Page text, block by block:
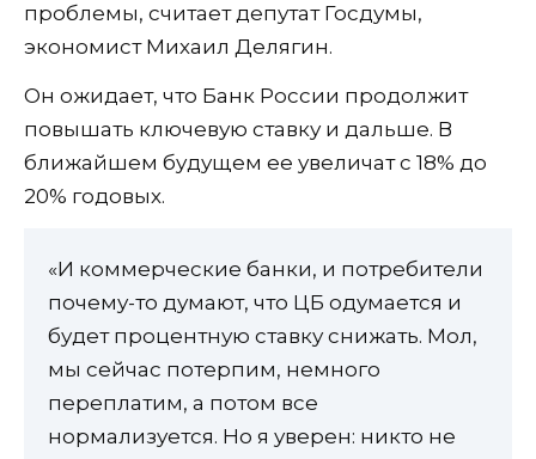
проблемы, считает депутат Госдумы,
экономист Михаил Делягин.
Он ожидает, что Банк России продолжит
повышать ключевую ставку и дальше. В
ближайшем будущем ее увеличат с 18% до
20% годовых.
«И коммерческие банки, и потребители
почему-то думают, что ЦБ одумается и
будет процентную ставку снижать. Мол,
мы сейчас потерпим, немного
переплатим, а потом все
нормализуется. Но я уверен: никто не